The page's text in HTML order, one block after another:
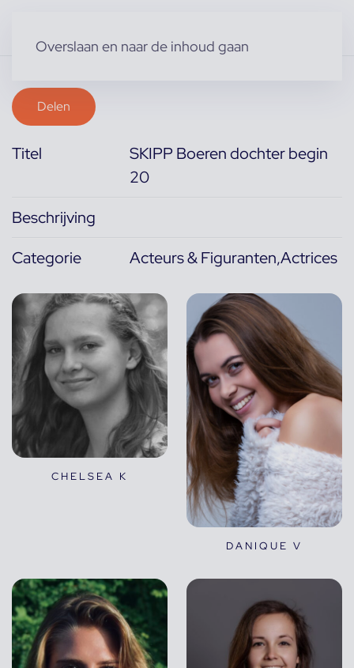
Overslaan en naar de inhoud gaan
Delen
Titel
SKIPP Boeren dochter begin
20
Beschrijving
Categorie
Acteurs & Figuranten,Actrices
CHELSEA K
DANIQUE V